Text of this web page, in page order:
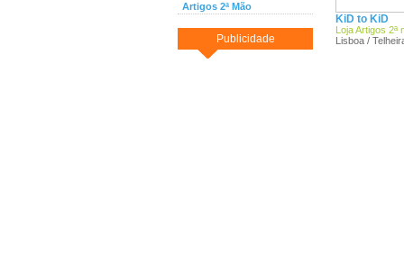
Artigos 2ª Mão
Publicidade
KiD to KiD
Loja Artigos 2ª
Lisboa /